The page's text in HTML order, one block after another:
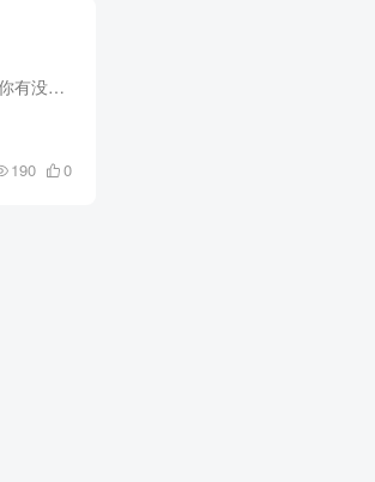
到了餐厅，我拿来菜单翻了翻便问：“宋姐你有没有什么忌口的？” 她说没什么忌口，那我直接喊服务员过来点菜了。 点菜这一步，忌犹豫不决，忌把菜单给女方。 因为有的人是选择困难症，菜...
190 0